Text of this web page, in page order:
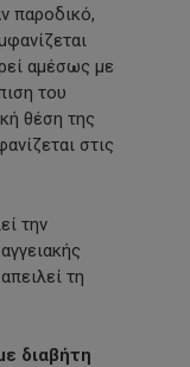
παροδικό,
αμέσως με
του
θέση της
στις
την
τη
διαβήτη